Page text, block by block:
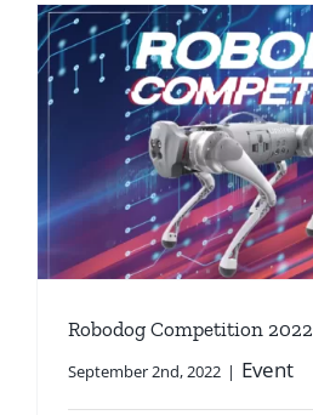
Robodog Competition 2022
September 2nd, 2022 | Event